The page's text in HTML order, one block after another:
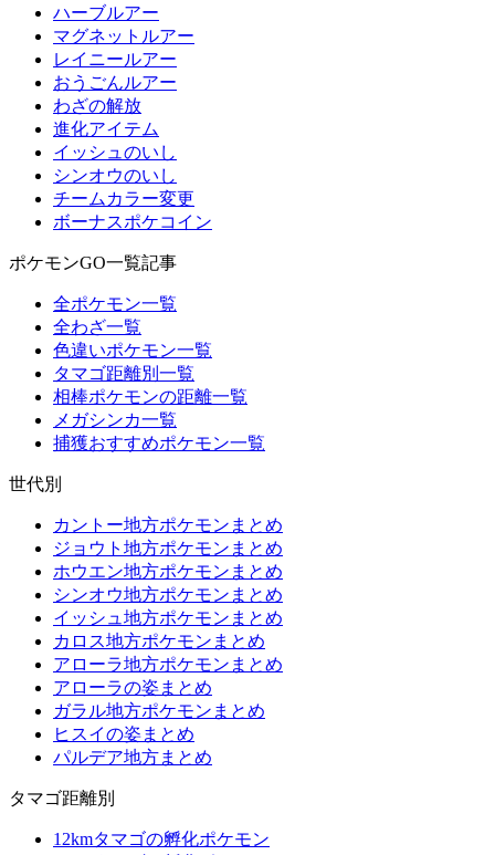
ハーブルアー
マグネットルアー
レイニールアー
おうごんルアー
わざの解放
進化アイテム
イッシュのいし
シンオウのいし
チームカラー変更
ボーナスポケコイン
ポケモンGO一覧記事
全ポケモン一覧
全わざ一覧
色違いポケモン一覧
タマゴ距離別一覧
相棒ポケモンの距離一覧
メガシンカ一覧
捕獲おすすめポケモン一覧
世代別
カントー地方ポケモンまとめ
ジョウト地方ポケモンまとめ
ホウエン地方ポケモンまとめ
シンオウ地方ポケモンまとめ
イッシュ地方ポケモンまとめ
カロス地方ポケモンまとめ
アローラ地方ポケモンまとめ
アローラの姿まとめ
ガラル地方ポケモンまとめ
ヒスイの姿まとめ
パルデア地方まとめ
タマゴ距離別
12kmタマゴの孵化ポケモン